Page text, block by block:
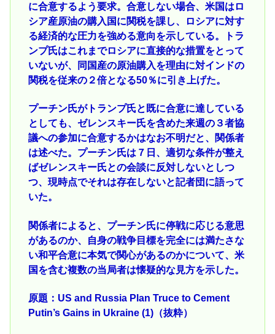
に合意するよう要求。合意しない場合、米国はロ
シア産原油の購入国に関税を課し、ロシアに対す
る経済的な圧力を強める意向を示している。トラ
ンプ氏はこれまでロシアに直接的な措置をとって
いないが、同国産の原油購入を理由に対インドの
関税を従来の２倍となる50％に引き上げた。
プーチン氏がトランプ氏と既に合意に達している
としても、ゼレンスキー氏を含めた来週の３者協
議への参加に合意するかはなお不明だと、関係者
は述べた。プーチン氏は７日、適切な条件が整え
ばゼレンスキー氏との会談に反対しないとしつ
つ、現時点でそれは存在しないと記者団に語って
いた。
関係者によると、プーチン氏に停戦に応じる意思
があるのか、自身の戦争目標を完全には満たさな
い和平合意に本気で関心があるのかについて、米
国を含む複数の当局者は懐疑的な見方を示した。
原題：US and Russia Plan Truce to Cement
Putin’s Gains in Ukraine (1)（抜粋）